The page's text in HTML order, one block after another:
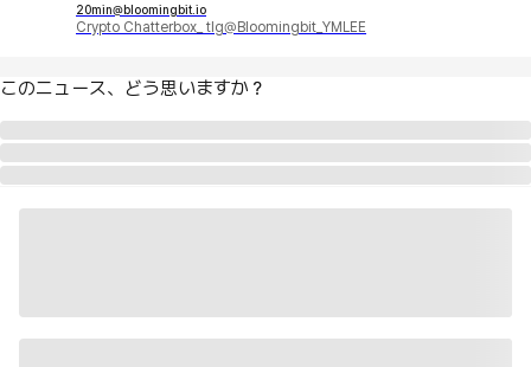
20min@bloomingbit.io
Crypto Chatterbox_ tlg@Bloomingbit_YMLEE
このニュース、どう思いますか？